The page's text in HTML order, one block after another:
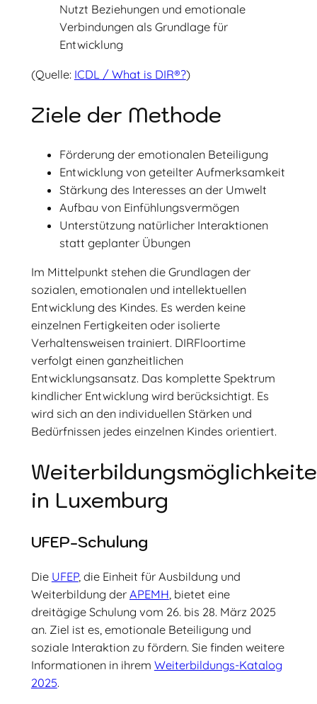
Nutzt Beziehungen und emotionale
Verbindungen als Grundlage für
Entwicklung
(Quelle: ICDL / What is DIR®?)
Ziele der Methode
Förderung der emotionalen Beteiligung
Entwicklung von geteilter Aufmerksamkeit
Stärkung des Interesses an der Umwelt
Aufbau von Einfühlungsvermögen
Unterstützung natürlicher Interaktionen
statt geplanter Übungen
Im Mittelpunkt stehen die Grundlagen der
sozialen, emotionalen und intellektuellen
Entwicklung des Kindes. Es werden keine
einzelnen Fertigkeiten oder isolierte
Verhaltensweisen trainiert. DIRFloortime
verfolgt einen ganzheitlichen
Entwicklungsansatz. Das komplette Spektrum
kindlicher Entwicklung wird berücksichtigt. Es
wird sich an den individuellen Stärken und
Bedürfnissen jedes einzelnen Kindes orientiert.
in Luxemburg
UFEP-Schulung
Die UFEP, die Einheit für Ausbildung und
Weiterbildung der APEMH, bietet eine
dreitägige Schulung vom 26. bis 28. März 2025
an. Ziel ist es, emotionale Beteiligung und
soziale Interaktion zu fördern. Sie finden weitere
Informationen in ihrem Weiterbildungs-Katalog
2025.